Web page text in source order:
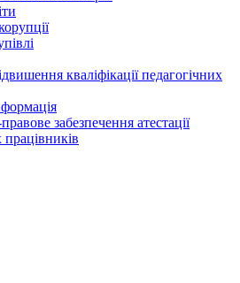
кваліфікації педагогічних
забезпечення атестації
працівників